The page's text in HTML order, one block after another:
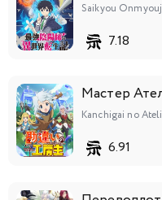
Saikyou
7.18
Мастер
6.91